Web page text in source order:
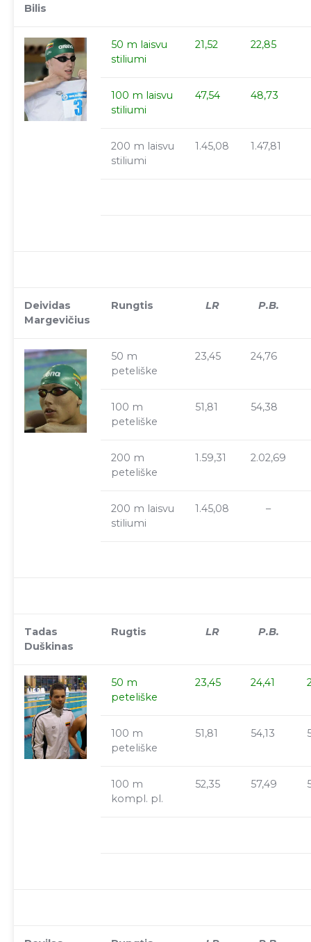
Bilis
50 m laisvu
stiliumi
21,52 22,85
100 m laisvu
stiliumi
47,54 48,73
200 m laisvu
stiliumi
1.45,08 1.47,81
Deividas
Margevičius
Rungtis LR P.B.
50 m
peteliške
23,45 24,76
100 m
peteliške
51,81 54,38
200 m
peteliške
1.59,31 2.02,69
200 m laisvu
stiliumi
1.45,08 –
Tadas
Duškinas
Rugtis LR P.B.
50 m
peteliške
23,45 24,41
100 m
peteliške
51,81 54,13
100 m
kompl. pl.
52,35 57,49